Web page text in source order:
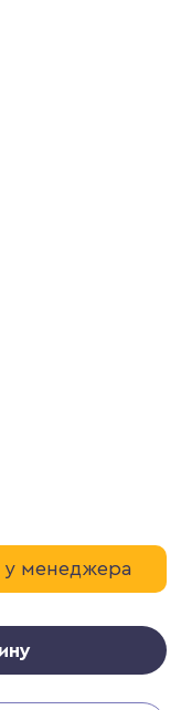
у менеджера